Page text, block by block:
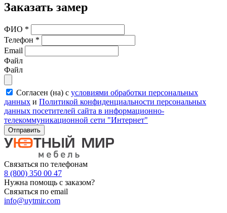
Заказать замер
ФИО *
Телефон *
Email
Файл
Файл
Согласен (на) с условиями обработки персональных
данных и Политикой конфиденциальности персональных
данных посетителей сайта в информационно-
телекоммуникационной сети "Интернет"
Отправить
Связаться по телефонам
8 (800) 350 00 47
Нужна помощь с заказом?
Связаться по email
info@uytmir.com